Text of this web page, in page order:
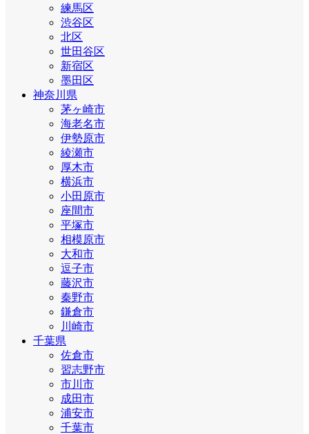
練馬区
渋谷区
北区
世田谷区
新宿区
墨田区
神奈川県
茅ヶ崎市
海老名市
伊勢原市
綾瀬市
厚木市
横浜市
小田原市
座間市
平塚市
相模原市
大和市
逗子市
藤沢市
秦野市
鎌倉市
川崎市
千葉県
佐倉市
習志野市
市川市
成田市
浦安市
千葉市